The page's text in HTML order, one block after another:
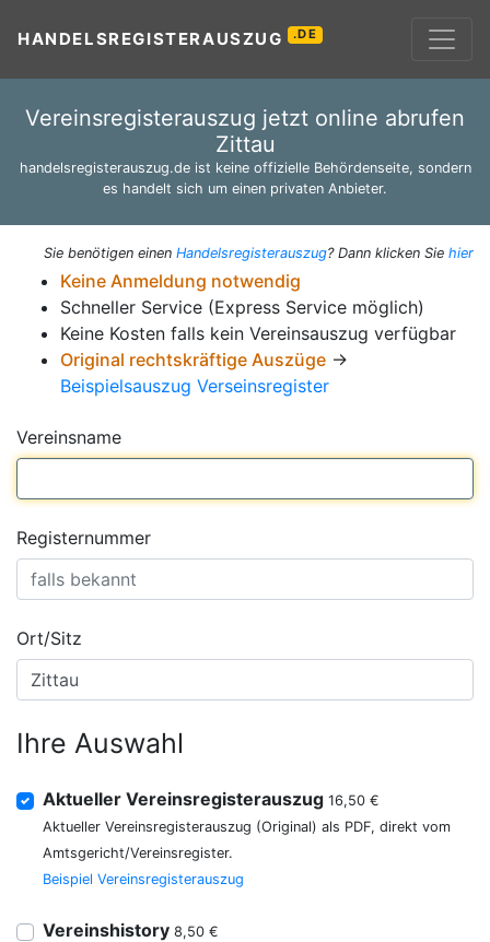
HANDELSREGISTERAUSZUG .DE
Vereinsregisterauszug jetzt online abrufen
Zittau
handelsregisterauszug.de ist keine offizielle Behördenseite, sondern
es handelt sich um einen privaten Anbieter.
Sie benötigen einen Handelsregisterauszug? Dann klicken Sie hier
Keine Anmeldung notwendig
Schneller Service (Express Service möglich)
Keine Kosten falls kein Vereinsauszug verfügbar
Original rechtskräftige Auszüge →
Beispielsauszug Verseinsregister
Vereinsname
Registernummer
Ort/Sitz
Ihre Auswahl
Aktueller Vereinsregisterauszug 16,50 €
Aktueller Vereinsregisterauszug (Original) als PDF, direkt vom
Amtsgericht/Vereinsregister.
Beispiel Vereinsregisterauszug
Vereinshistory 8,50 €